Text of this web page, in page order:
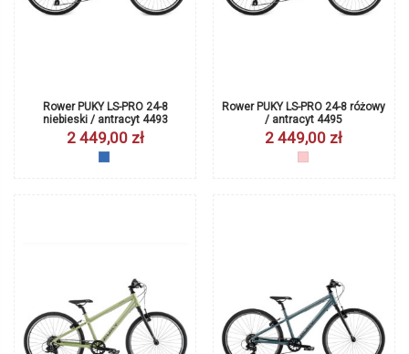
Rower PUKY LS-PRO 24-8
niebieski / antracyt 4493
2 449,00 zł
niebieski
Rower PUKY LS-PRO 24-8 różowy
/ antracyt 4495
2 449,00 zł
różowy